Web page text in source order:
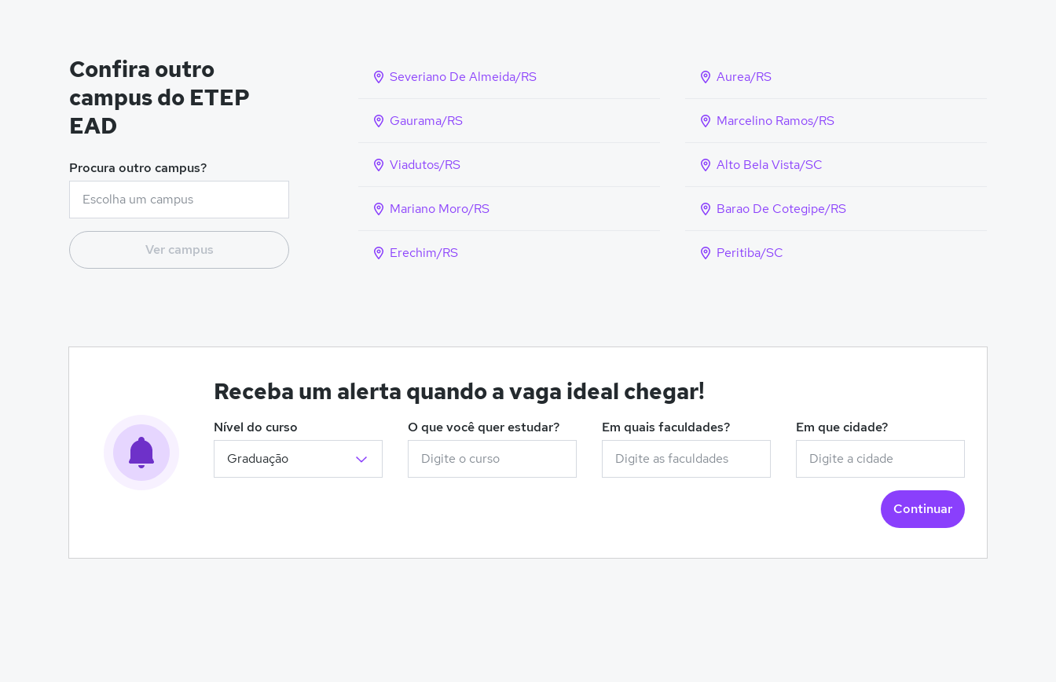
Confira outro
campus do ETEP
EAD
Procura outro campus?
Ver campus
Severiano De Almeida/RS
Gaurama/RS
Viadutos/RS
Mariano Moro/RS
Erechim/RS
Aurea/RS
Marcelino Ramos/RS
Alto Bela Vista/SC
Barao De Cotegipe/RS
Peritiba/SC
Receba um alerta quando a vaga ideal chegar!
Nível do curso O que você quer estudar? Em quais faculdades? Em que cidade?
Continuar